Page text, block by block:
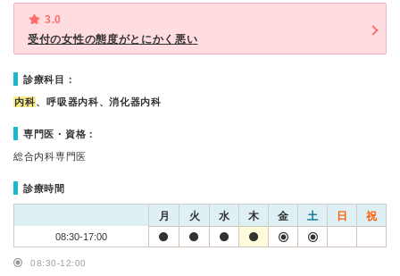
3.0
受付の女性の態度がとにかく悪い
診療科目：
内科、呼吸器内科、消化器内科
専門医・資格：
総合内科専門医
診療時間
月 火 水 木 金 土 日 祝
08:30-17:00
08:30-12:00